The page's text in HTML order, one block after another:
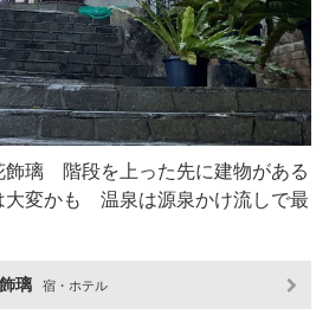
飾璃 階段を上った先に建物がある
大変かも 温泉は源泉かけ流しで最
璃 宿・ホテル